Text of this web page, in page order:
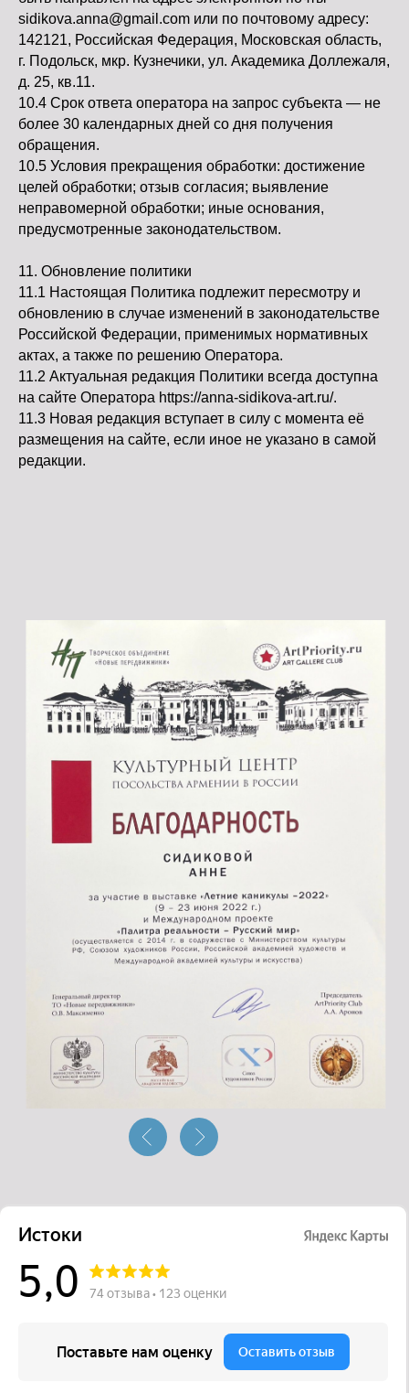
sidikova.anna@gmail.com или по почтовому адресу:
142121, Российская Федерация, Московская область,
г. Подольск, мкр. Кузнечики, ул. Академика Доллежаля,
д. 25, кв.11.
10.4 Срок ответа оператора на запрос субъекта — не
более 30 календарных дней со дня получения
обращения.
10.5 Условия прекращения обработки: достижение
целей обработки; отзыв согласия; выявление
неправомерной обработки; иные основания,
предусмотренные законодательством.
11. Обновление политики
11.1 Настоящая Политика подлежит пересмотру и
обновлению в случае изменений в законодательстве
Российской Федерации, применимых нормативных
актах, а также по решению Оператора.
11.2 Актуальная редакция Политики всегда доступна
на сайте Оператора https://anna-sidikova-art.ru/.
11.3 Новая редакция вступает в силу с момента её
размещения на сайте, если иное не указано в самой
редакции.